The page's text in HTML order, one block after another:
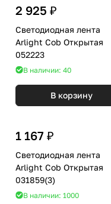
2 925 ₽
Светодиодная лента
Arlight Cob Открытая
052223
В наличии: 40
В корзину
1 167 ₽
Светодиодная лента
Arlight Cob Открытая
031859(3)
В наличии: 1000